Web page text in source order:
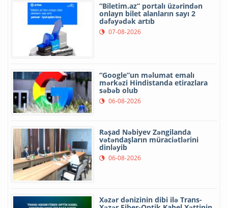
“Biletim.az” portalı üzərindən
onlayn bilet alanların sayı 2
dəfəyədək artıb
07-08-2026
“Google”un məlumat emalı
mərkəzi Hindistanda etirazlara
səbəb olub
06-08-2026
Rəşad Nəbiyev Zəngilanda
vətəndaşların müraciətlərini
dinləyib
06-08-2026
Xəzər dənizinin dibi ilə Trans-